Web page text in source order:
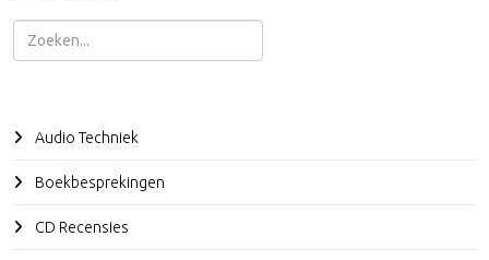
Zoeken
Audio Techniek
Boekbesprekingen
CD Recensies